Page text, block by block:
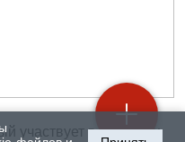
участвует в развитии